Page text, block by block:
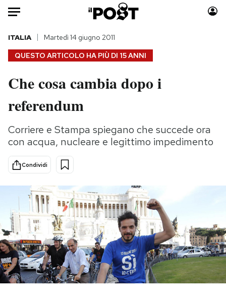
HOME
Italia
Politica
Tecnologia
Internet
Scienza
Cultura
Economia
Sport
Moda
Storie/Idee
Ok Boomer!
Altrecose
Mondiali calcio 2026
PODCAST
NEWSLETTER
QUESTO ARTICOLO HA PIÙ DI 15 ANNI
ITALIA Martedì 14 giugno 2011
Che cosa cambia dopo i
referendum
Corriere e Stampa spiegano che succede ora
con acqua, nucleare e legittimo impedimento
Condividi